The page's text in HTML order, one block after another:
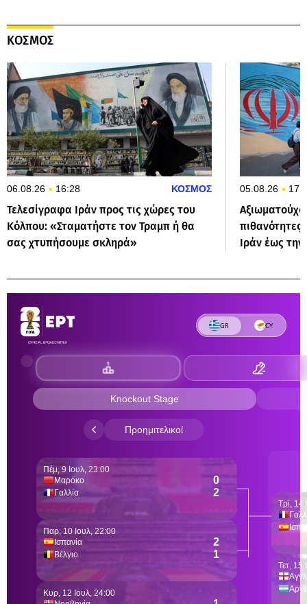
ΚΟΣΜΟΣ
06.08.26 16:28 ΚΟΣΜΟΣ
Τελεσίγραφα Ιράν προς τις χώρες του
Κόλπου: «Σταματήστε τον Τραμπ ή θα
σας χτυπήσουμε σκληρά»
05.08.26
Ιράν έως